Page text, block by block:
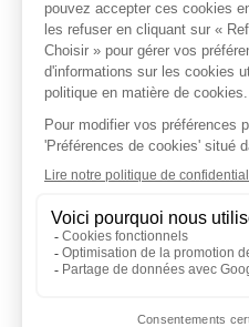
Univers
Fourniture industrielle
Parcours